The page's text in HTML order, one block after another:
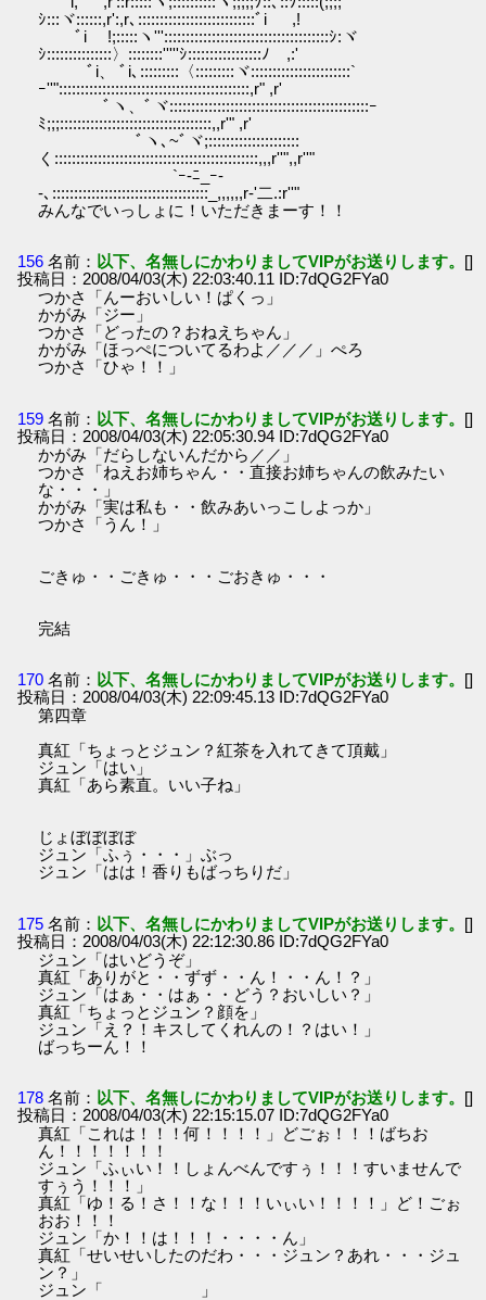
ｼ:::ヾ::::::,r':,r､:::::::::::::::::::::::::::ﾞi ,!
ﾞi !;:::::ヽ'''::::::::::::::::::::::::::::::::::::::ｼ:ヾ
ｼ:::::::::::::::〉::::::::'''''ｼ:::::::::::::::::ﾉ ,:'
ﾞi、 ﾞi､:::::::::〈:::::::::ヾ:::::::::::::::::::::::`
ｰ''"::::::::::::::::::::::::::::::::::::::::::::,r" ,r'
ﾞヽ、ﾞヾ::::::::::::::::::::::::::::::::::::::::::::::ｰ
ﾐ;;;:::::::::::::::::::::::::::::::::::,,r'" ,r'
ﾞヽ､~ﾞヾ;:::::::::::::::::::::
く:::::::::::::::::::::::::::::::::::::::::::::::,,,r''",,r''"
`ｰ-ﾆ_ｰ-
-､::::::::::::::::::::::::::::::::::::_,,,,,,r‐'二.:r''"
みんなでいっしょに！いただきまーす！！
156 名前： 以下、名無しにかわりましてVIPがお送りします。 []
投稿日：2008/04/03(木) 22:03:40.11 ID:7dQG2FYa0
つかさ「んーおいしい！ぱくっ」
かがみ「ジー」
つかさ「どったの？おねえちゃん」
かがみ「ほっぺについてるわよ／／／」ぺろ
つかさ「ひゃ！！」
159 名前： 以下、名無しにかわりましてVIPがお送りします。 []
投稿日：2008/04/03(木) 22:05:30.94 ID:7dQG2FYa0
かがみ「だらしないんだから／／」
つかさ「ねえお姉ちゃん・・直接お姉ちゃんの飲みたい
な・・・」
かがみ「実は私も・・飲みあいっこしよっか」
つかさ「うん！」
ごきゅ・・ごきゅ・・・ごおきゅ・・・
完結
170 名前： 以下、名無しにかわりましてVIPがお送りします。 []
投稿日：2008/04/03(木) 22:09:45.13 ID:7dQG2FYa0
第四章
真紅「ちょっとジュン？紅茶を入れてきて頂戴」
ジュン「はい」
真紅「あら素直。いい子ね」
じょぼぼぼぼ
ジュン「ふぅ・・・」ぶっ
ジュン「はは！香りもばっちりだ」
175 名前： 以下、名無しにかわりましてVIPがお送りします。 []
投稿日：2008/04/03(木) 22:12:30.86 ID:7dQG2FYa0
ジュン「はいどうぞ」
真紅「ありがと・・ずず・・ん！・・ん！？」
ジュン「はぁ・・はぁ・・どう？おいしい？」
真紅「ちょっとジュン？顔を」
ジュン「え？！キスしてくれんの！？はい！」
ばっちーん！！
178 名前： 以下、名無しにかわりましてVIPがお送りします。 []
投稿日：2008/04/03(木) 22:15:15.07 ID:7dQG2FYa0
真紅「これは！！！何！！！！」どごぉ！！！ばちお
ん！！！！！！！
ジュン「ふぃい！！しょんべんですぅ！！！すいませんで
すぅう！！！」
真紅「ゆ！る！さ！！な！！！いぃい！！！！」ど！ごぉ
おお！！！
ジュン「か！！は！！！・・・・ん」
真紅「せいせいしたのだわ・・・ジュン？あれ・・・ジュ
ン？」
ジュン「 」